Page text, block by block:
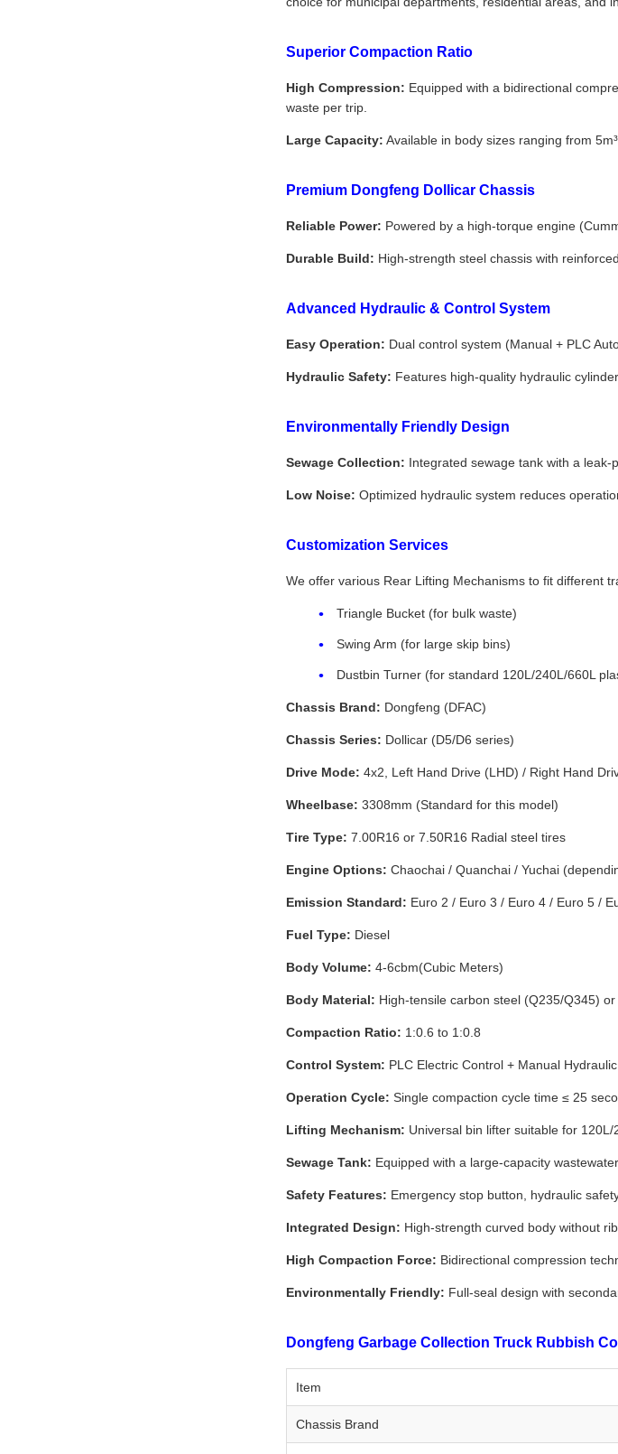
Superior Compaction Ratio
High Compression: Equipped with a bidirectional
waste per trip.
Large Capacity: Available in body sizes ranging from
Premium Dongfeng Dollicar Chassis
Reliable Power: Powered by a high-torque engine
Durable Build: High-strength steel chassis with
Advanced Hydraulic & Control System
Easy Operation: Dual control system (Manual + PLC
Hydraulic Safety: Features high-quality hydraulic
Environmentally Friendly Design
Sewage Collection: Integrated sewage tank with a
Low Noise: Optimized hydraulic system reduces
Customization Services
We offer various Rear Lifting Mechanisms to fit different
Triangle Bucket (for bulk waste)
Swing Arm (for large skip bins)
Dustbin Turner (for standard 120L/240L/660L
Chassis Brand: Dongfeng (DFAC)
Chassis Series: Dollicar (D5/D6 series)
Drive Mode: 4x2, Left Hand Drive (LHD) / Right Hand
Wheelbase: 3308mm (Standard for this model)
Tire Type: 7.00R16 or 7.50R16 Radial steel tires
Engine Options: Chaochai / Quanchai / Yuchai
Emission Standard: Euro 2 / Euro 3 / Euro 4 / Euro 5 /
Fuel Type: Diesel
Body Volume: 4-6cbm(Cubic Meters)
Body Material: High-tensile carbon steel (Q235/Q345)
Compaction Ratio: 1:0.6 to 1:0.8
Control System: PLC Electric Control + Manual
Operation Cycle: Single compaction cycle time ≤ 25
Lifting Mechanism: Universal bin lifter suitable for
Sewage Tank: Equipped with a large-capacity
Safety Features: Emergency stop button, hydraulic
Integrated Design: High-strength curved body without
High Compaction Force: Bidirectional compression
Environmentally Friendly: Full-seal design with
Dongfeng Garbage Collection Truck Rubbish
Item
Chassis Brand